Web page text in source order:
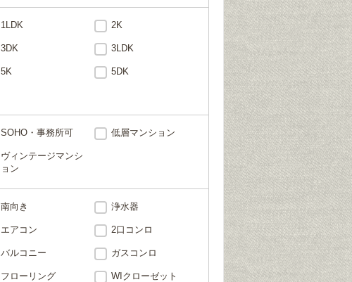
1LDK 2K
3DK 3LDK
5K 5DK
SOHO・事務所可 低層マンション
ヴィンテージマンシ
ョン
南向き 浄水器
エアコン 2口コンロ
バルコニー ガスコンロ
フローリング WIクローゼット